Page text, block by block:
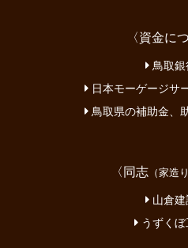
〈資金に
鳥取銀
日本モーゲージサ
鳥取県の補助金、
〈同志 （家造
山倉建
うずくぼ